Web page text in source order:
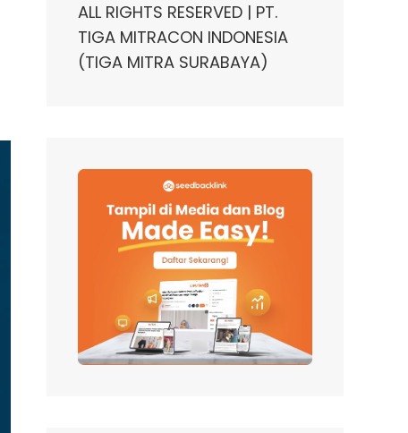
ALL RIGHTS RESERVED | PT.
TIGA MITRACON INDONESIA
(TIGA MITRA SURABAYA)